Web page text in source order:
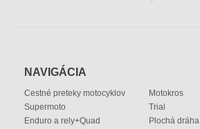
NAVIGÁCIA
Cestné preteky motocyklov
Motokros
Supermoto
Trial
Enduro a rely+Quad
Plochá dráha